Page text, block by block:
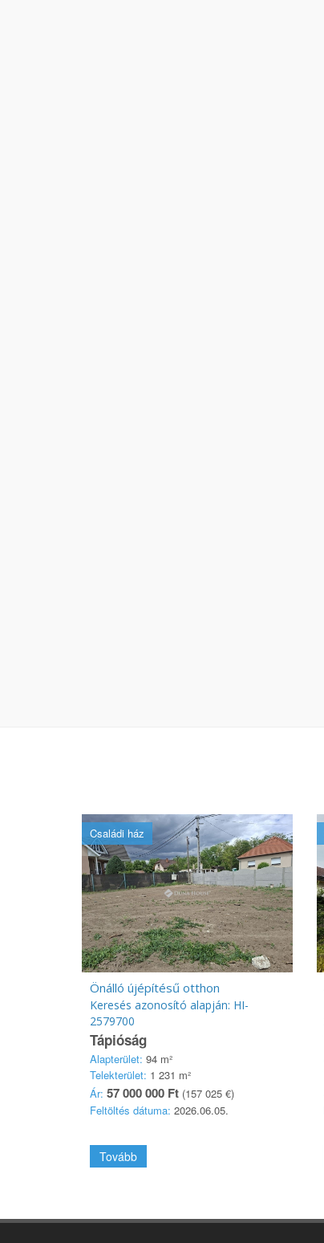
Családi ház
Önálló újépítésű otthon
Keresés azonosító alapján: HI-
2579700
Tápióság
Alapterület: 94 m²
Telekterület: 1 231 m²
Ár: 57 000 000 Ft (157 025 €)
Feltöltés dátuma: 2026.06.05.
Tovább